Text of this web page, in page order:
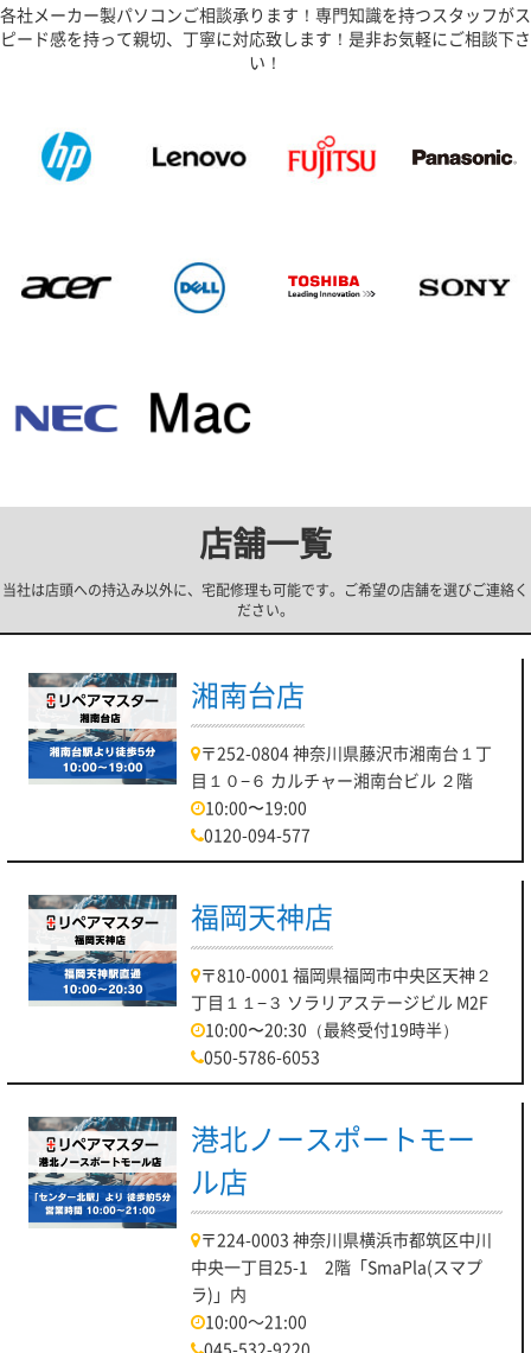
各社メーカー製パソコンご相談承ります！専門知識を持つスタッフがス
ピード感を持って親切、丁寧に対応致します！是非お気軽にご相談下さ
い！
店舗一覧
当社は店頭への持込み以外に、宅配修理も可能です。ご希望の店舗を選びご連絡く
ださい。
湘南台店
〒252-0804 神奈川県藤沢市湘南台１丁
目１０−６ カルチャー湘南台ビル ２階
10:00〜19:00
0120-094-577
福岡天神店
〒810-0001 福岡県福岡市中央区天神２
丁目１１−３ ソラリアステージビル M2F
10:00〜20:30（最終受付19時半）
050-5786-6053
港北ノースポートモー
ル店
〒224-0003 神奈川県横浜市都筑区中川
中央一丁目25-1 2階「SmaPla(スマプ
ラ)」内
10:00～21:00
045-532-9220